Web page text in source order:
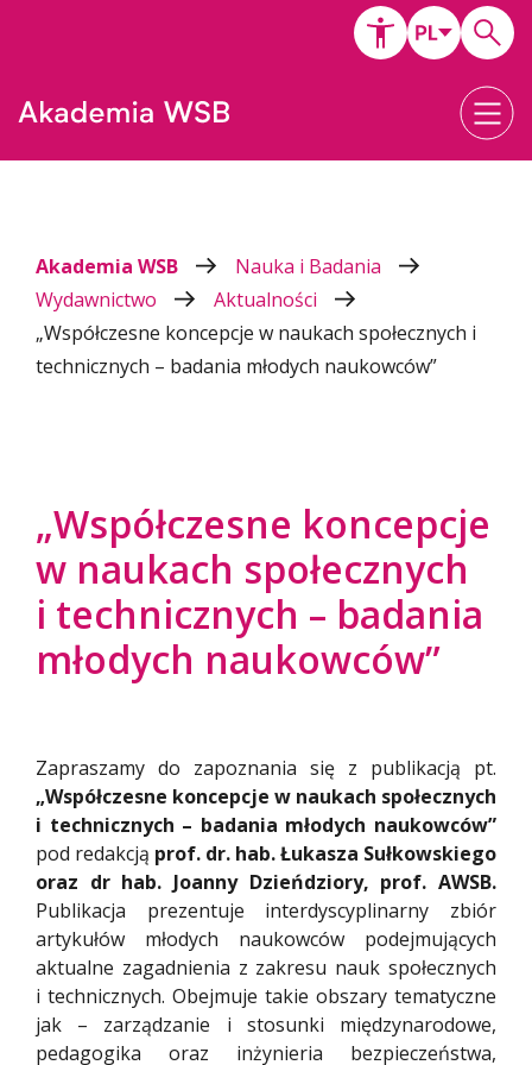
Akademia WSB
Nauka i Badania
Wydawnictwo
Aktualności
„Współczesne koncepcje w naukach społecznych i
technicznych – badania młodych naukowców”
„Współczesne koncepcje
w naukach społecznych
i technicznych – badania
młodych naukowców”
Zapraszamy do zapoznania się z publikacją pt.
„Współczesne koncepcje w naukach społecznych
i technicznych – badania młodych naukowców”
pod redakcją prof. dr. hab. Łukasza Sułkowskiego
oraz dr hab. Joanny Dzieńdziory, prof. AWSB.
Publikacja prezentuje interdyscyplinarny zbiór
artykułów młodych naukowców podejmujących
aktualne zagadnienia z zakresu nauk społecznych
i technicznych. Obejmuje takie obszary tematyczne
jak – zarządzanie i stosunki międzynarodowe,
pedagogika oraz inżynieria bezpieczeństwa,